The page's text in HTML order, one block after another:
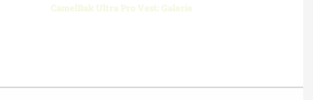
CamelBak Ultra Pro Vest: Galerie